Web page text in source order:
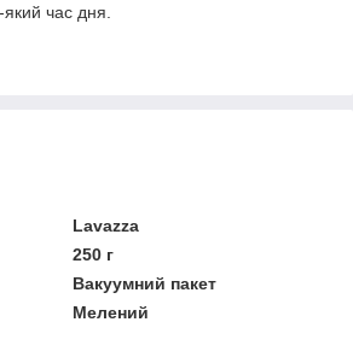
час дня.
Lavazza
250 г
Вакуумний пакет
Мелений